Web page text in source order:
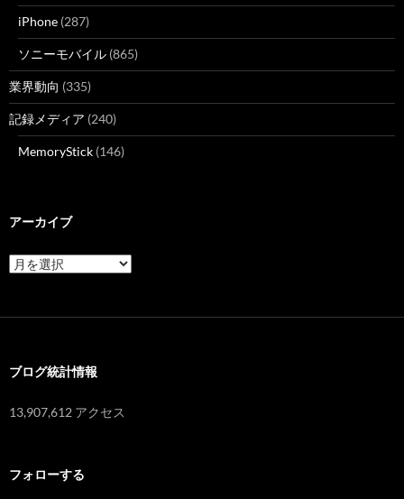
iPhone (287)
ソニーモバイル (865)
業界動向 (335)
記録メディア (240)
MemoryStick (146)
アーカイブ
ア
ー
ブログ統計情報
13,907,612 アクセス
フォローする